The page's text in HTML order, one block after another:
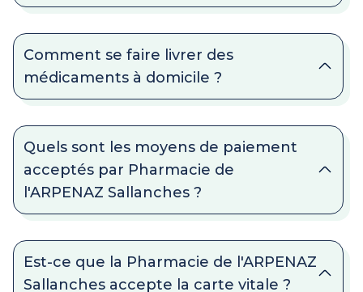
Comment se faire livrer des
médicaments à domicile ?
Quels sont les moyens de paiement
acceptés par Pharmacie de
l'ARPENAZ Sallanches ?
Est-ce que la Pharmacie de l'ARPENAZ
Sallanches accepte la carte vitale ?